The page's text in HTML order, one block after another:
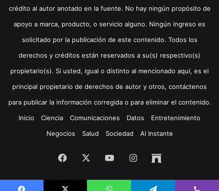
crédito al autor anotado en la fuente. No hay ningún propósito de
apoyo a marca, producto, o servicio alguno. Ningún ingreso es
solicitado por la publicación de este contenido. Todos los
derechos y créditos están reservados a su(s) respectivo(s)
propietario(s). Si usted, igual o distinto al mencionado aquí, es el
principal propietario de derechos de autor y otros, contáctenos
para publicar la información corregida o para eliminar el contenido.
Inicio
Ciencia Comunicaciones Datos
Entretenimiento
Negocios
Salud Sociedad Al Instante
Facebook YouTubeInstagramArchive